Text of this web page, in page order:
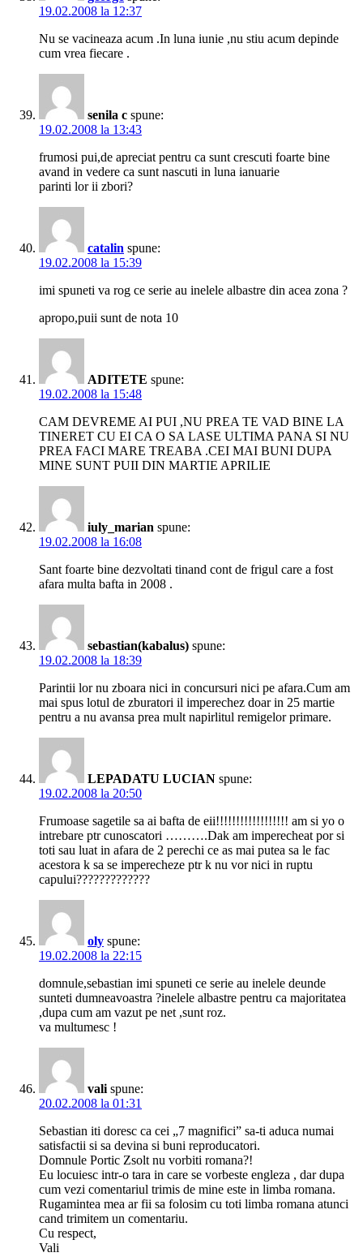
19.02.2008 la 12:37
Nu se vacineaza acum .In luna iunie ,nu stiu acum depinde
cum vrea fiecare .
senila c spune:
19.02.2008 la 13:43
frumosi pui,de apreciat pentru ca sunt crescuti foarte bine
avand in vedere ca sunt nascuti in luna ianuarie
parinti lor ii zbori?
catalin spune:
19.02.2008 la 15:39
imi spuneti va rog ce serie au inelele albastre din acea zona ?
apropo,puii sunt de nota 10
ADITETE spune:
19.02.2008 la 15:48
CAM DEVREME AI PUI ,NU PREA TE VAD BINE LA
TINERET CU EI CA O SA LASE ULTIMA PANA SI NU
PREA FACI MARE TREABA .CEI MAI BUNI DUPA
MINE SUNT PUII DIN MARTIE APRILIE
iuly_marian spune:
19.02.2008 la 16:08
Sant foarte bine dezvoltati tinand cont de frigul care a fost
afara multa bafta in 2008 .
sebastian(kabalus) spune:
19.02.2008 la 18:39
Parintii lor nu zboara nici in concursuri nici pe afara.Cum am
mai spus lotul de zburatori il imperechez doar in 25 martie
pentru a nu avansa prea mult napirlitul remigelor primare.
LEPADATU LUCIAN spune:
19.02.2008 la 20:50
Frumoase sagetile sa ai bafta de eii!!!!!!!!!!!!!!!!!! am si yo o
intrebare ptr cunoscatori ……….Dak am imperecheat por si
toti sau luat in afara de 2 perechi ce as mai putea sa le fac
acestora k sa se imperecheze ptr k nu vor nici in ruptu
capului?????????????
oly spune:
19.02.2008 la 22:15
domnule,sebastian imi spuneti ce serie au inelele deunde
sunteti dumneavoastra ?inelele albastre pentru ca majoritatea
,dupa cum am vazut pe net ,sunt roz.
va multumesc !
vali spune:
20.02.2008 la 01:31
Sebastian iti doresc ca cei „7 magnifici” sa-ti aduca numai
satisfactii si sa devina si buni reproducatori.
Domnule Portic Zsolt nu vorbiti romana?!
Eu locuiesc intr-o tara in care se vorbeste engleza , dar dupa
cum vezi comentariul trimis de mine este in limba romana.
Rugamintea mea ar fii sa folosim cu toti limba romana atunci
cand trimitem un comentariu.
Cu respect,
Vali